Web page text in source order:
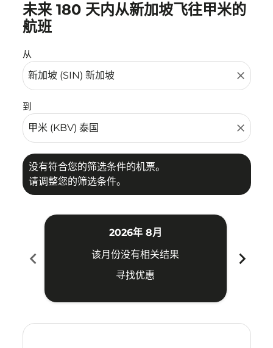
未来 180 天内从新加坡飞往甲米的
航班
从
close
到
close
没有符合您的筛选条件的机票。
请调整您的筛选条件。
没有符合您的筛选条件的机票。请调整您的筛选条件。
chevron_left
2026年 8月
该月份没有相关结果
寻找优惠
chevron_right